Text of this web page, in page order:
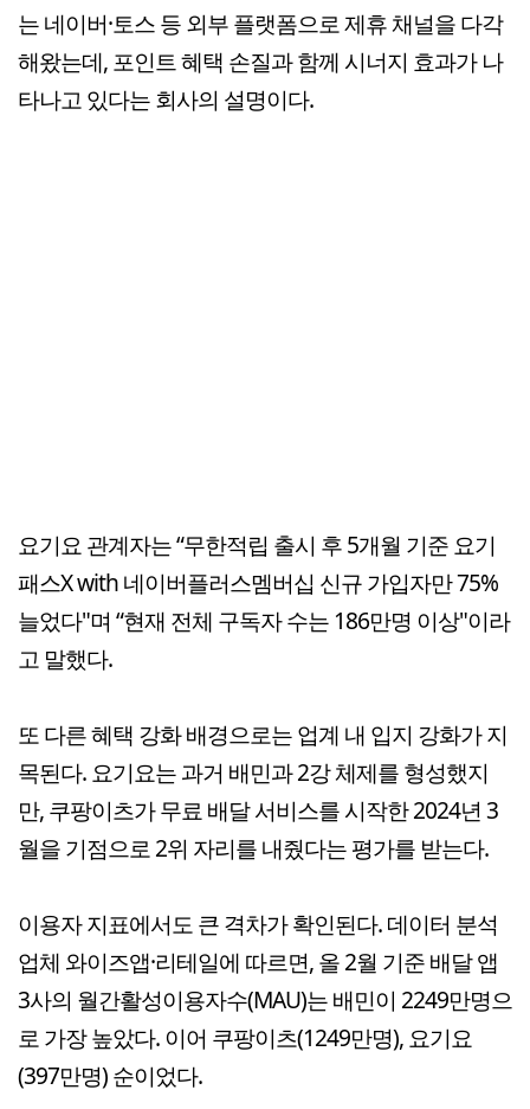
는 네이버·토스 등 외부 플랫폼으로 제휴 채널을 다각
해왔는데, 포인트 혜택 손질과 함께 시너지 효과가 나
타나고 있다는 회사의 설명이다.
요기요 관계자는 “무한적립 출시 후 5개월 기준 요기
패스X with 네이버플러스멤버십 신규 가입자만 75%
늘었다"며 “현재 전체 구독자 수는 186만명 이상"이라
고 말했다.
또 다른 혜택 강화 배경으로는 업계 내 입지 강화가 지
목된다. 요기요는 과거 배민과 2강 체제를 형성했지
만, 쿠팡이츠가 무료 배달 서비스를 시작한 2024년 3
월을 기점으로 2위 자리를 내줬다는 평가를 받는다.
이용자 지표에서도 큰 격차가 확인된다. 데이터 분석
업체 와이즈앱·리테일에 따르면, 올 2월 기준 배달 앱
3사의 월간활성이용자수(MAU)는 배민이 2249만명으
로 가장 높았다. 이어 쿠팡이츠(1249만명), 요기요
(397만명) 순이었다.